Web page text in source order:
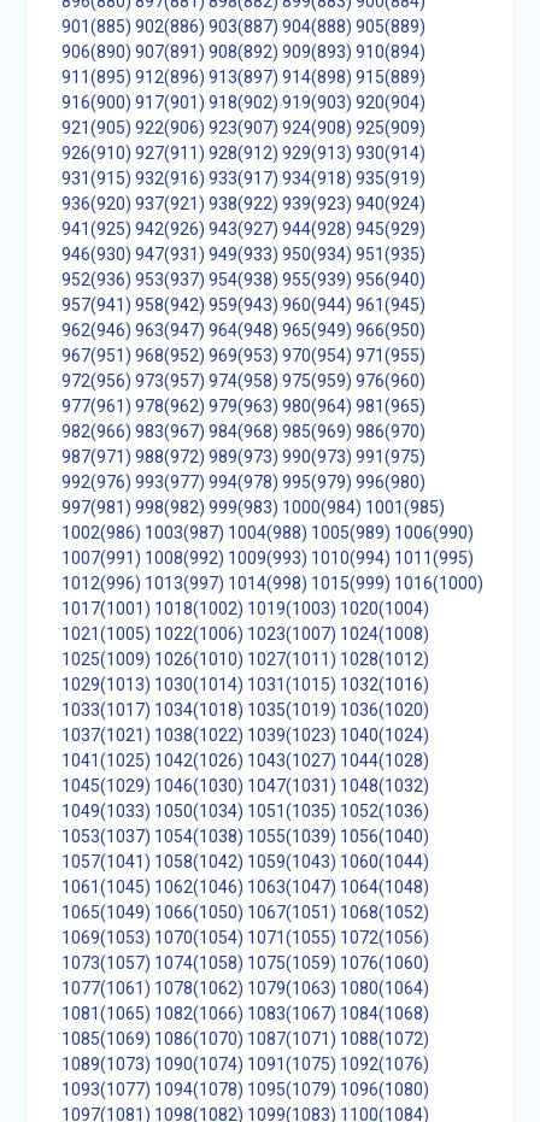
901(885) 902(886) 903(887) 904(888) 905(889)
906(890) 907(891) 908(892) 909(893) 910(894)
911(895) 912(896) 913(897) 914(898) 915(889)
916(900) 917(901) 918(902) 919(903) 920(904)
921(905) 922(906) 923(907) 924(908) 925(909)
926(910) 927(911) 928(912) 929(913) 930(914)
931(915) 932(916) 933(917) 934(918) 935(919)
936(920) 937(921) 938(922) 939(923) 940(924)
941(925) 942(926) 943(927) 944(928) 945(929)
946(930) 947(931) 949(933) 950(934) 951(935)
952(936) 953(937) 954(938) 955(939) 956(940)
957(941) 958(942) 959(943) 960(944) 961(945)
962(946) 963(947) 964(948) 965(949) 966(950)
967(951) 968(952) 969(953) 970(954) 971(955)
972(956) 973(957) 974(958) 975(959) 976(960)
977(961) 978(962) 979(963) 980(964) 981(965)
982(966) 983(967) 984(968) 985(969) 986(970)
987(971) 988(972) 989(973) 990(973) 991(975)
992(976) 993(977) 994(978) 995(979) 996(980)
997(981) 998(982) 999(983) 1000(984) 1001(985)
1002(986) 1003(987) 1004(988) 1005(989) 1006(990)
1007(991) 1008(992) 1009(993) 1010(994) 1011(995)
1012(996) 1013(997) 1014(998) 1015(999) 1016(1000)
1017(1001) 1018(1002) 1019(1003) 1020(1004)
1021(1005) 1022(1006) 1023(1007) 1024(1008)
1025(1009) 1026(1010) 1027(1011) 1028(1012)
1029(1013) 1030(1014) 1031(1015) 1032(1016)
1033(1017) 1034(1018) 1035(1019) 1036(1020)
1037(1021) 1038(1022) 1039(1023) 1040(1024)
1041(1025) 1042(1026) 1043(1027) 1044(1028)
1045(1029) 1046(1030) 1047(1031) 1048(1032)
1049(1033) 1050(1034) 1051(1035) 1052(1036)
1053(1037) 1054(1038) 1055(1039) 1056(1040)
1057(1041) 1058(1042) 1059(1043) 1060(1044)
1061(1045) 1062(1046) 1063(1047) 1064(1048)
1065(1049) 1066(1050) 1067(1051) 1068(1052)
1069(1053) 1070(1054) 1071(1055) 1072(1056)
1073(1057) 1074(1058) 1075(1059) 1076(1060)
1077(1061) 1078(1062) 1079(1063) 1080(1064)
1081(1065) 1082(1066) 1083(1067) 1084(1068)
1085(1069) 1086(1070) 1087(1071) 1088(1072)
1089(1073) 1090(1074) 1091(1075) 1092(1076)
1093(1077) 1094(1078) 1095(1079) 1096(1080)
1097(1081) 1098(1082) 1099(1083) 1100(1084)